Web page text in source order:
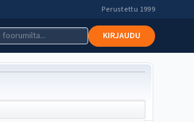
Perustettu 1999
KIRJAUDU